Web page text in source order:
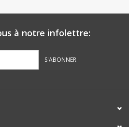
à notre infolettre:
S'ABONNER